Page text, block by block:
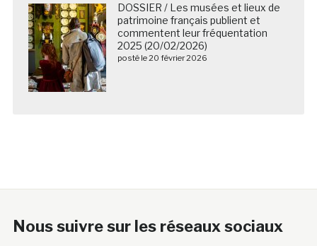
DOSSIER / Les musées et lieux de
patrimoine français publient et
commentent leur fréquentation
2025 (20/02/2026)
posté le 20 février 2026
Nous suivre sur les réseaux sociaux